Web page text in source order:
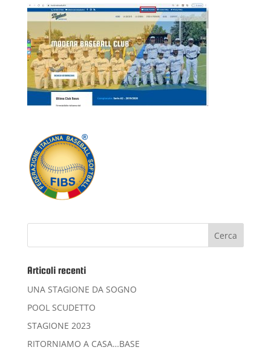
Articoli recenti
UNA STAGIONE DA SOGNO
POOL SCUDETTO
STAGIONE 2023
RITORNIAMO A CASA…BASE